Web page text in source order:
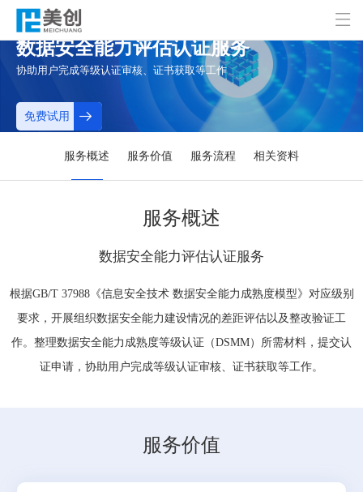

数据安全能力评估认证服务
协助用户完成等级认证审核、证书获取等工作
免费试用 
服务概述 服务价值 服务流程 相关资料
服务概述
数据安全能力评估认证服务
根据GB/T 37988《信息安全技术 数据安全能力成熟度模型》对应级别
要求，开展组织数据安全能力建设情况的差距评估以及整改验证工
作。整理数据安全能力成熟度等级认证（DSMM）所需材料，提交认
证申请，协助用户完成等级认证审核、证书获取等工作。
服务价值